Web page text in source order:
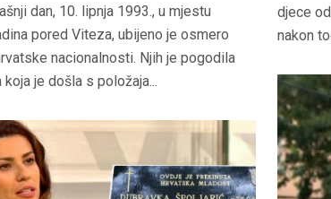
djece
nakon
dan, 10. lipnja 1993., u mjestu
pored Viteza, ubijeno je osmero
nacionalnosti. Njih je pogodila
koja je došla s položaja...